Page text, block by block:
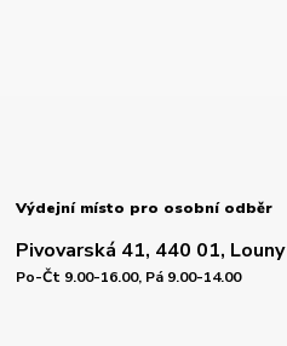
Výdejní místo pro osobní odběr
Pivovarská 41, 440 01, Louny
Po-Čt 9.00-16.00, Pá 9.00-14.00